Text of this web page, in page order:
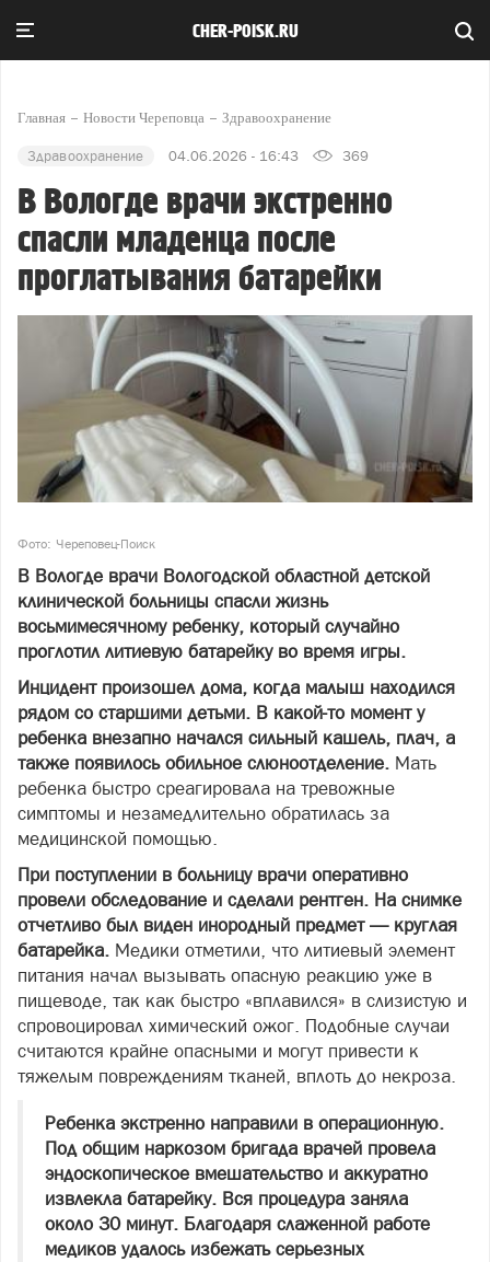
CHER-POISK.RU
Главная Новости Череповца Здравоохранение
Здравоохранение 04.06.2026 - 16:43 369
В Вологде врачи экстренно
спасли младенца после
проглатывания батарейки
Фото: Череповец-Поиск
В Вологде врачи Вологодской областной детской
клинической больницы спасли жизнь
восьмимесячному ребенку, который случайно
проглотил литиевую батарейку во время игры.
Инцидент произошел дома, когда малыш находился
рядом со старшими детьми. В какой-то момент у
ребенка внезапно начался сильный кашель, плач, а
также появилось обильное слюноотделение. Мать
ребенка быстро среагировала на тревожные
симптомы и незамедлительно обратилась за
медицинской помощью.
При поступлении в больницу врачи оперативно
провели обследование и сделали рентген. На снимке
отчетливо был виден инородный предмет — круглая
батарейка. Медики отметили, что литиевый элемент
питания начал вызывать опасную реакцию уже в
пищеводе, так как быстро «вплавился» в слизистую и
спровоцировал химический ожог. Подобные случаи
считаются крайне опасными и могут привести к
тяжелым повреждениям тканей, вплоть до некроза.
Ребенка экстренно направили в операционную.
Под общим наркозом бригада врачей провела
эндоскопическое вмешательство и аккуратно
извлекла батарейку. Вся процедура заняла
около 30 минут. Благодаря слаженной работе
медиков удалось избежать серьезных